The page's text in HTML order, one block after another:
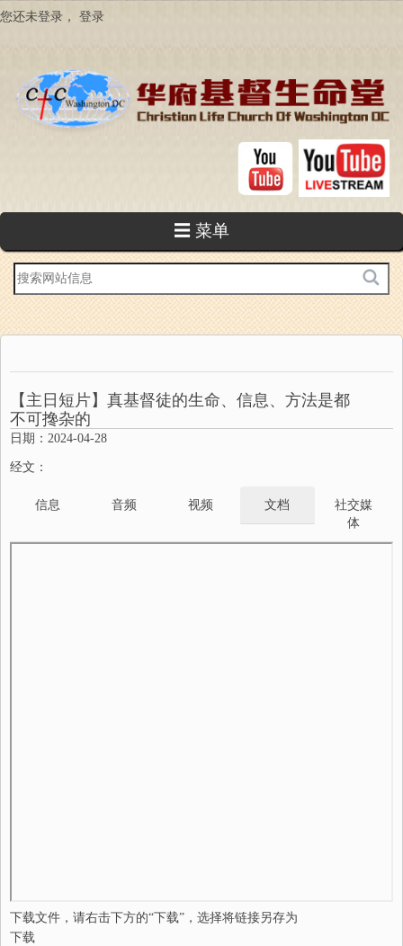
跳
您还未登录， 登录
☰ 菜单
站
内
搜
索
【主日短片】真基督徒的生命、信息、方法是都
不可搀杂的
日期：2024-04-28
经文：
信息 音频 视频 文档
社交媒
体
下载文件，请右击下方的“下载”，选择将链接另存为
下载